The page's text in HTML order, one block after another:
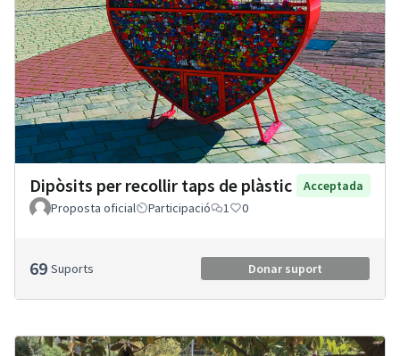
Dipòsits per recollir taps de plàstic
Acceptada
Proposta oficial
Participació 1 0
69 Suports Donar suport